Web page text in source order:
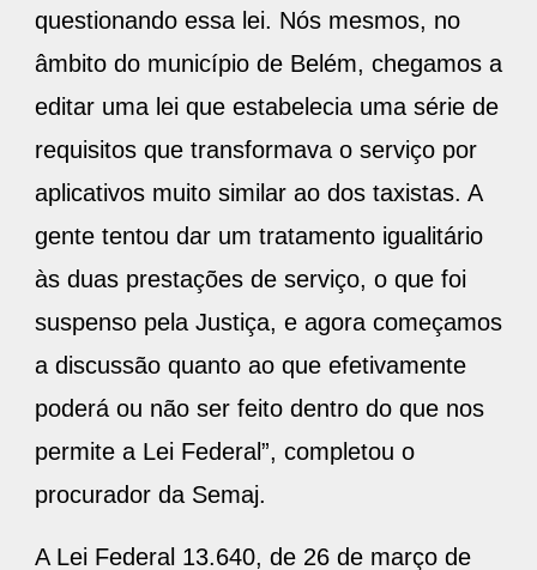
questionando essa lei. Nós mesmos, no
âmbito do município de Belém, chegamos a
editar uma lei que estabelecia uma série de
requisitos que transformava o serviço por
aplicativos muito similar ao dos taxistas. A
gente tentou dar um tratamento igualitário
às duas prestações de serviço, o que foi
suspenso pela Justiça, e agora começamos
a discussão quanto ao que efetivamente
poderá ou não ser feito dentro do que nos
permite a Lei Federal”, completou o
procurador da Semaj.
A Lei Federal 13.640, de 26 de março de